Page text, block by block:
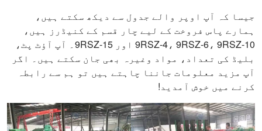
جیسا کہ آپ اوپر والے جدول سے دیکھ سکتے ہیں،
ہمارے پاس فروخت کے لیے چار قسم کے کنیڈرز ہیں،
9RSZ-4، 9RSZ-6، 9RSZ-10 اور 9RSZ-15۔ آپ آؤٹ پٹ،
بلیڈ کی تعداد، مواد وغیرہ بھی جان سکتے ہیں۔ اگر
آپ مزید معلومات جاننا چاہتے ہیں تو ہم سے رابطہ
کرنے میں خوش آمدید!